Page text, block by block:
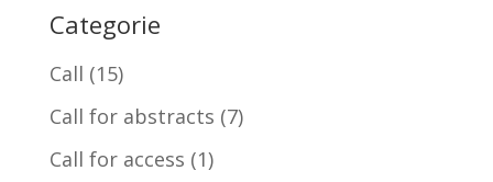
Categorie
Call (15)
Call for abstracts (7)
Call for access (1)